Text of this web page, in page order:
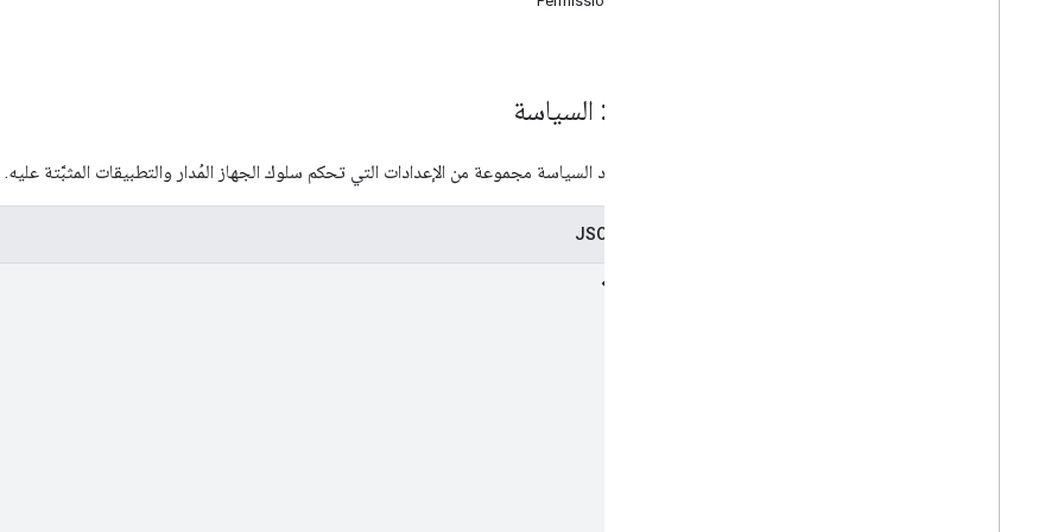
المورد: السياسة
يمثّل مورد السياسة مجموعة من الإعدادات التي تحكم سلوك الجهاز المُدار والتطبيقات المثبَّتة عليه.